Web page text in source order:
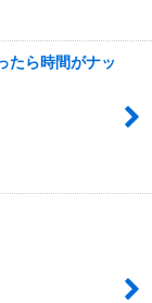
たら時間がナッ